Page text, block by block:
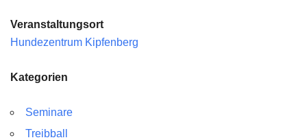
Veranstaltungsort
Hundezentrum Kipfenberg
Kategorien
Seminare
Treibball